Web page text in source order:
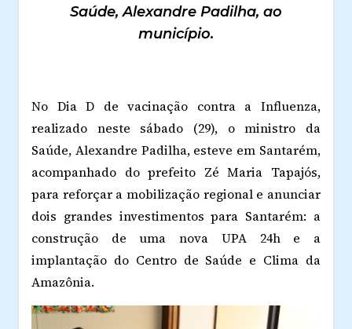
Saúde, Alexandre Padilha, ao
município.
No Dia D de vacinação contra a Influenza,
realizado neste sábado (29), o ministro da
Saúde, Alexandre Padilha, esteve em Santarém,
acompanhado do prefeito Zé Maria Tapajós,
para reforçar a mobilização regional e anunciar
dois grandes investimentos para Santarém: a
construção de uma nova UPA 24h e a
implantação do Centro de Saúde e Clima da
Amazônia.